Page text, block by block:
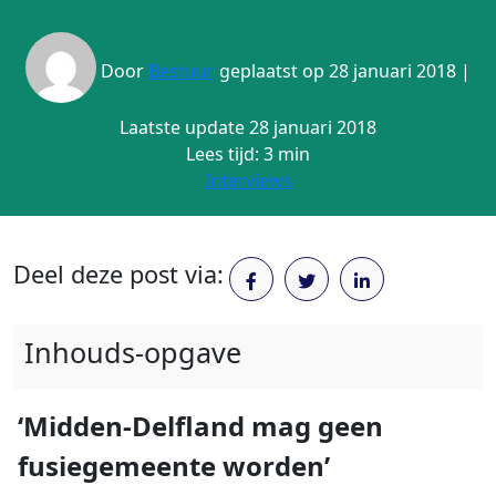
Door Bestuur geplaatst op 28 januari 2018 |
Laatste update 28 januari 2018
Lees tijd: 3 min
Interviews
Deel deze post via:
Inhouds-opgave
‘Midden-Delfland mag geen
fusiegemeente worden’